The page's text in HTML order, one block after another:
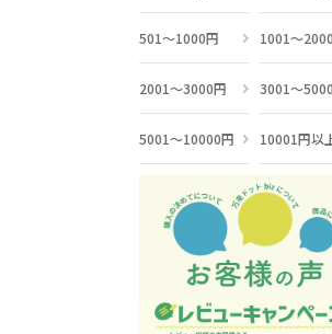
501～1000円 1001～
2001～3000円 3001～
5001～10000円 10001円以